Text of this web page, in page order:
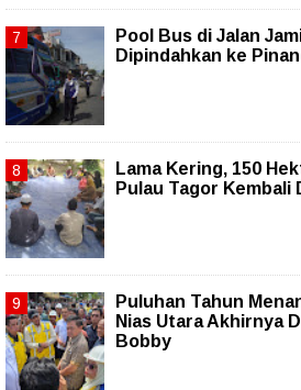
Pool Bus di Jalan
Dipindahkan ke
Lama Kering, 150
Pulau Tagor Kembali
Puluhan Tahun
Nias Utara Akhirnya
Bobby